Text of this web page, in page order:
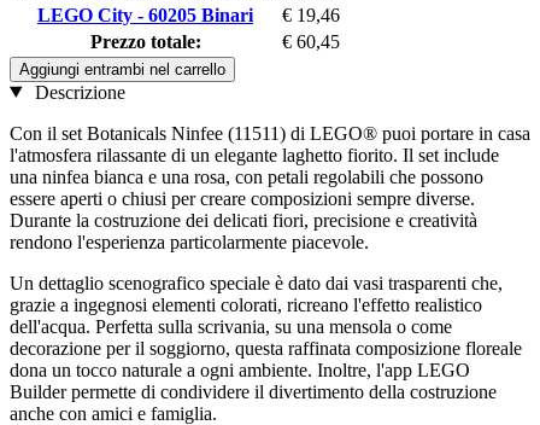
LEGO City - 60205 Binari
€ 19,46
Prezzo totale:
€ 60,45
Aggiungi entrambi nel carrello
Descrizione
Con il set Botanicals Ninfee (11511) di LEGO® puoi portare in casa
l'atmosfera rilassante di un elegante laghetto fiorito. Il set include
una ninfea bianca e una rosa, con petali regolabili che possono
essere aperti o chiusi per creare composizioni sempre diverse.
Durante la costruzione dei delicati fiori, precisione e creatività
rendono l'esperienza particolarmente piacevole.
Un dettaglio scenografico speciale è dato dai vasi trasparenti che,
grazie a ingegnosi elementi colorati, ricreano l'effetto realistico
dell'acqua. Perfetta sulla scrivania, su una mensola o come
decorazione per il soggiorno, questa raffinata composizione floreale
dona un tocco naturale a ogni ambiente. Inoltre, l'app LEGO
Builder permette di condividere il divertimento della costruzione
anche con amici e famiglia.